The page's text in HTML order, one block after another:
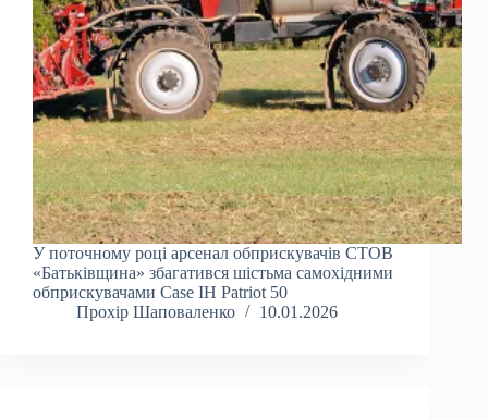
У поточному році арсенал обприскувачів СТОВ
«Батьківщина» збагатився шістьма самохідними
обприскувачами Case IH Patriot 50
Прохір Шаповаленко
10.01.2026